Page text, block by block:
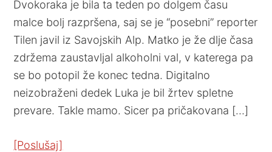
Dvokoraka je bila ta teden po dolgem času
malce bolj razpršena, saj se je “posebni” reporter
Tilen javil iz Savojskih Alp. Matko je že dlje časa
zdržema zaustavljal alkoholni val, v katerega pa
se bo potopil že konec tedna. Digitalno
neizobraženi dedek Luka je bil žrtev spletne
prevare. Takle mamo. Sicer pa pričakovana […]
[Poslušaj]